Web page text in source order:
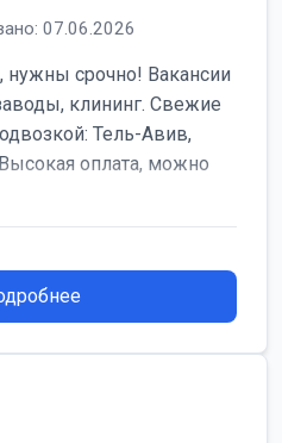
07.06.2026
нужны срочно! Вакансии
клининг. Свежие
Тель-Авив,
оплата, можно